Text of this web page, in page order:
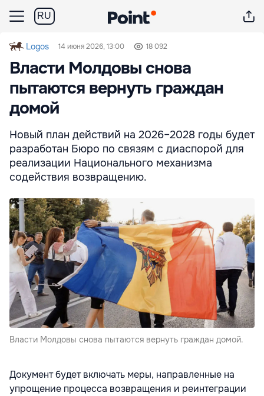
RU
Logos 14 июня 2026, 13:00 18 092
Власти Молдовы снова
пытаются вернуть граждан
домой
Новый план действий на 2026–2028 годы будет
разработан Бюро по связям с диаспорой для
реализации Национального механизма
содействия возвращению.
Власти Молдовы снова пытаются вернуть граждан домой.
Документ будет включать меры, направленные на
упрощение процесса возвращения и реинтеграции